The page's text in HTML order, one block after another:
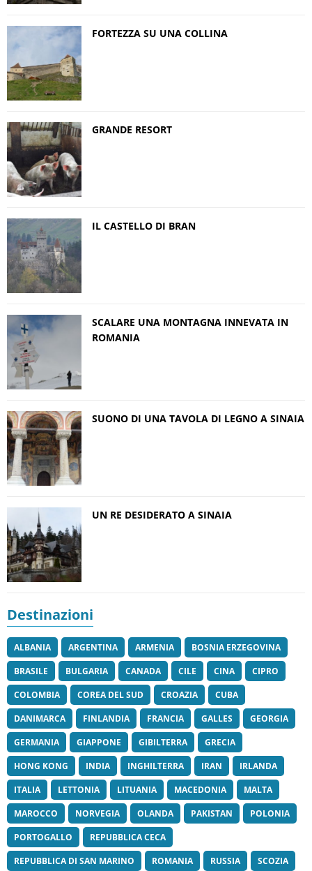
FORTEZZA SU UNA COLLINA
GRANDE RESORT
IL CASTELLO DI BRAN
SCALARE UNA MONTAGNA INNEVATA IN
ROMANIA
SUONO DI UNA TAVOLA DI LEGNO A SINAIA
UN RE DESIDERATO A SINAIA
Destinazioni
ALBANIA ARGENTINA ARMENIA
BOSNIA ERZEGOVINA
BRASILE
BULGARIA CANADA CILE CINA
CIPRO
COLOMBIA
COREA DEL SUD CROAZIA
CUBA
DANIMARCA
FINLANDIA FRANCIA GALLES
GEORGIA
GERMANIA
GIAPPONE GIBILTERRA
GRECIA
HONG KONG
INDIA INGHILTERRA IRAN
IRLANDA
ITALIA
LETTONIA LITUANIA MACEDONIA
MALTA
MAROCCO
NORVEGIA OLANDA PAKISTAN
POLONIA
PORTOGALLO
REPUBBLICA CECA
REPUBBLICA DI SAN MARINO
ROMANIA RUSSIA SCOZIA